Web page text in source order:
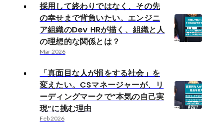
採用して終わりではなく、その先
の幸せまで背負いたい。エンジニ
ア組織のDev HRが描く、組織と人
の理想的な関係とは？
Mar 2026
「真面目な人が損をする社会」を
変えたい。CSマネージャーが、リ
ーディングマークで“本気の自己実
現”に挑む理由
Feb 2026